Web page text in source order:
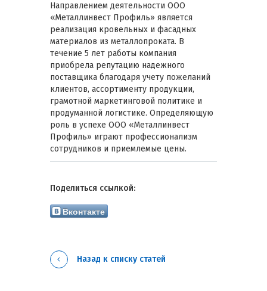
Направлением деятельности ООО
«Металлинвест Профиль» является
реализация кровельных и фасадных
материалов из металлопроката. В
течение 5 лет работы компания
приобрела репутацию надежного
поставщика благодаря учету пожеланий
клиентов, ассортименту продукции,
грамотной маркетинговой политике и
продуманной логистике. Определяющую
роль в успехе ООО «Металлинвест
Профиль» играют профессионализм
сотрудников и приемлемые цены.
Назад к списку статей
Вконтакте
Поделиться ссылкой: